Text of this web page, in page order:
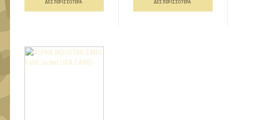
ΔΕΣ ΠΕΡΙΣΣΌΤΕΡΑ ΔΕΣ ΠΕΡΙΣΣΌΤΕΡΑ